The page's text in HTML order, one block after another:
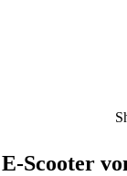
E-Scooter